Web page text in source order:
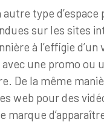
autre type
sur les sites
à l’effigie
avec une promo ou
De la même
web pour des
marque